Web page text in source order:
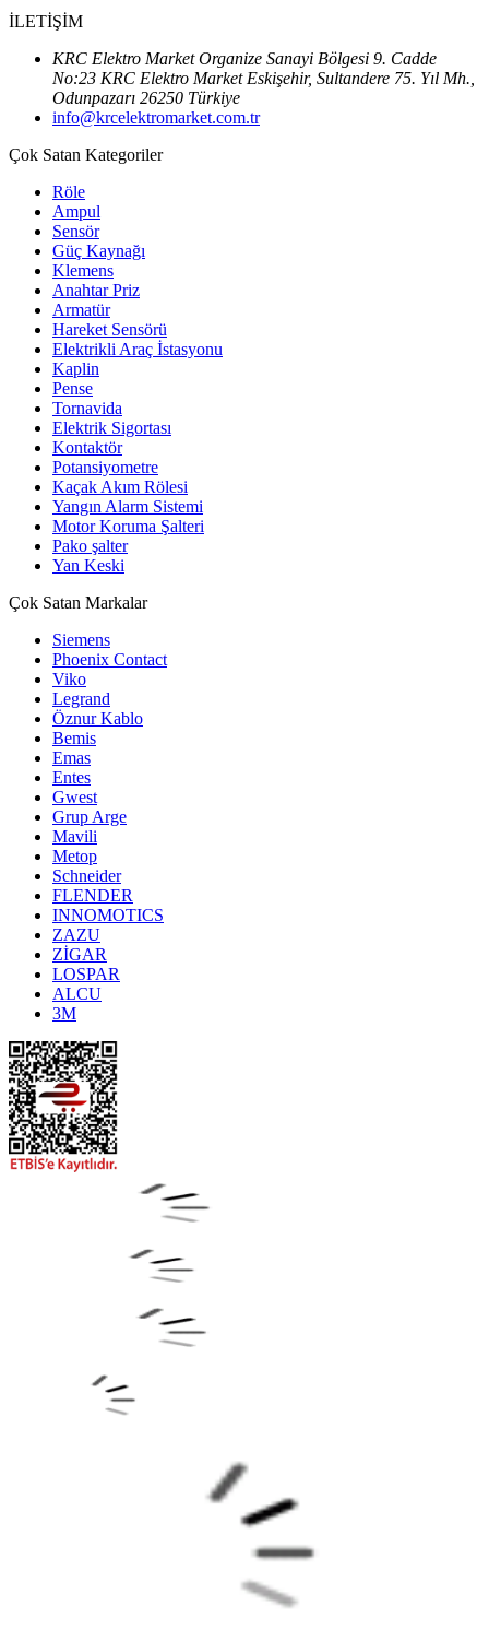
İLETİŞİM
KRC Elektro Market Organize Sanayi Bölgesi 9. Cadde
No:23 KRC Elektro Market Eskişehir, Sultandere 75. Yıl Mh.,
Odunpazarı 26250 Türkiye
info@krcelektromarket.com.tr
Çok Satan Kategoriler
Röle
Ampul
Sensör
Güç Kaynağı
Klemens
Anahtar Priz
Armatür
Hareket Sensörü
Elektrikli Araç İstasyonu
Kaplin
Pense
Tornavida
Elektrik Sigortası
Kontaktör
Potansiyometre
Kaçak Akım Rölesi
Yangın Alarm Sistemi
Motor Koruma Şalteri
Pako şalter
Yan Keski
Çok Satan Markalar
Siemens
Phoenix Contact
Viko
Legrand
Öznur Kablo
Bemis
Emas
Entes
Gwest
Grup Arge
Mavili
Metop
Schneider
FLENDER
INNOMOTICS
ZAZU
ZİGAR
LOSPAR
ALCU
3M